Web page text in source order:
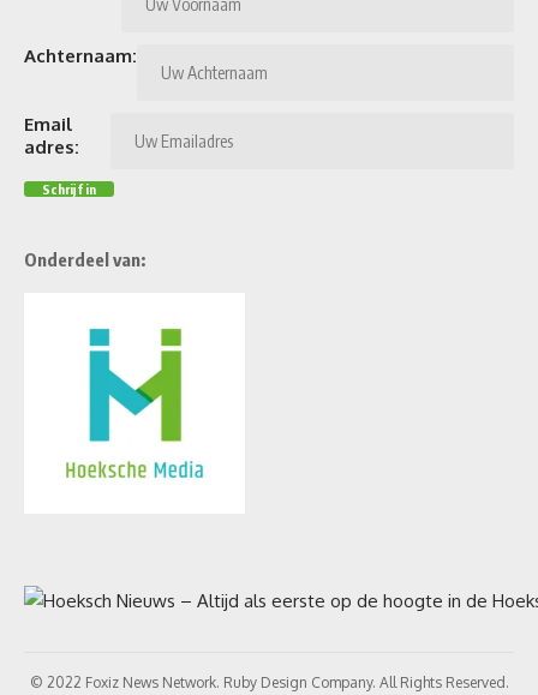
Achternaam:
Email
adres:
Onderdeel van:
© 2022 Foxiz News Network. Ruby Design Company. All Rights Reserved.